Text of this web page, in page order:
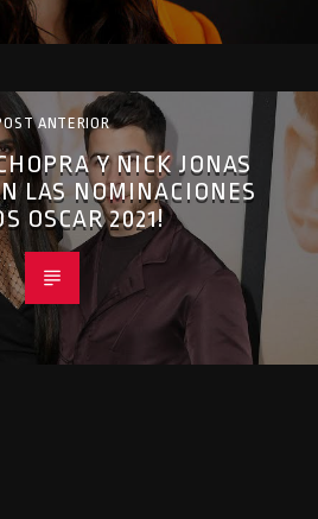
ANTERIOR
Y NICK JONAS
LAS NOMINACIONES
OSCAR 2021!